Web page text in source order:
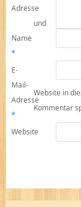
Name
*
E-
Mail-
Adresse
*
Website
Adresse
und
Website in
Kommentar